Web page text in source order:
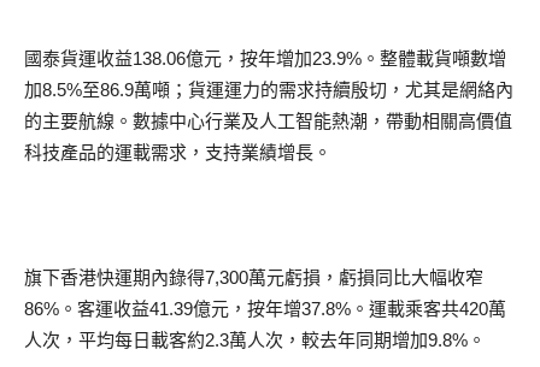
國泰貨運收益138.06億元，按年增加23.9%。整體載貨噸數增
加8.5%至86.9萬噸；貨運運力的需求持續殷切，尤其是網絡內
的主要航線。數據中心行業及人工智能熱潮，帶動相關高價值
科技產品的運載需求，支持業績增長。
旗下香港快運期內錄得7,300萬元虧損，虧損同比大幅收窄
86%。客運收益41.39億元，按年增37.8%。運載乘客共420萬
人次，平均每日載客約2.3萬人次，較去年同期增加9.8%。